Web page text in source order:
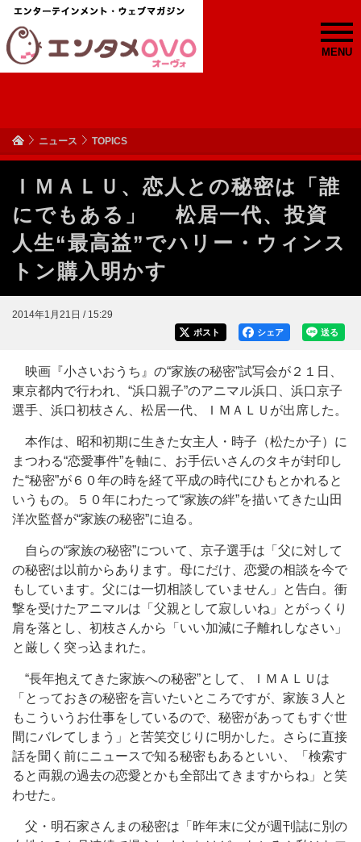
MENU
ニュース TOPICS
ＩＭＡＬＵ、恋人との秘密は「誰
にでもある」 松居一代、投資
人生“最高益”でハリー・ウィンス
トン購入明かす
2014年1月21日 / 15:29
送る
シェア
ポスト
映画『小さいおうち』の“家族の秘密”試写会が２１日、
東京都内で行われ、“浜口親子”のアニマル浜口、浜口京子
選手、浜口初枝さん、松居一代、ＩＭＡＬＵが出席した。
本作は、昭和初期に生きた女主人・時子（松たか子）に
まつわる“恋愛事件”を軸に、お手伝いさんのタキが封印し
た“秘密”が６０年の時を経て平成の時代にひもとかれると
いうもの。５０年にわたって“家族の絆”を描いてきた山田
洋次監督が“家族の秘密”に迫る。
自らの“家族の秘密”について、京子選手は「父に対して
の秘密は以前からあります。母にだけ、恋愛の相談を今で
もしています。父には一切相談していません」と告白。衝
撃を受けたアニマルは「父親として寂しいね」とがっくり
肩を落とし、初枝さんから「いい加減に子離れしなさい」
と厳しく突っ込まれた。
“長年抱えてきた家族への秘密”として、ＩＭＡＬＵは
「とっておきの秘密を言いたいところですが、家族３人と
もこういうお仕事をしているので、秘密があってもすぐ世
間にバレてしまう」と苦笑交じりに明かした。さらに直接
話を聞く前にニュースで知る秘密もあるといい、「検索す
ると両親の過去の恋愛とかも全部出てきますからね」と笑
わせた。
父・明石家さんまの秘密は「昨年末に父が週刊誌に別の